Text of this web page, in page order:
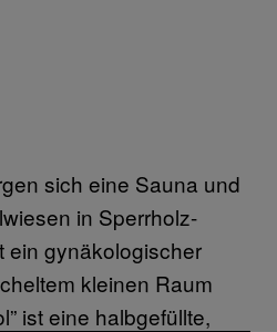
sich eine Sauna und
in Sperrholz-
ein gynäkologischer
kleinen Raum
ist eine halbgefüllte,